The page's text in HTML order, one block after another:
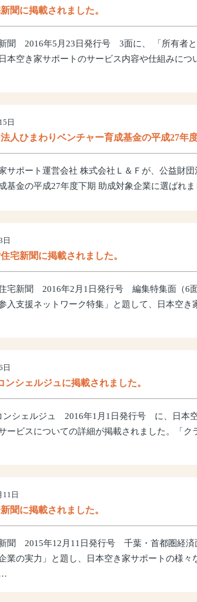
聞に掲載されました。
聞 2016年5月23日発行号 3面に、 「所有者と
本空き家サポートのサービス内容や仕組みにつ
日
人ひまわりベンチャー育成基金の平成27年
サポート運営会社 株式会社Ｌ＆Ｆが、公益財
基金の平成27年度下期 助成対象企業に選ばれ
日
宅新聞に掲載されました。
宅新聞 2016年2月1日発行号 編集特集面（6
入支援ネットワーク特集」と題して、日本空き
日
ンシェルジュに掲載されました。
ンシェルジュ 2016年1月1日発行号 に、日本
ービスについての詳細が掲載されました。「ク
11日
聞に掲載されました。
聞 2015年12月11日発行号 千葉・首都圏経済
の実力」と題し、日本空き家サポートの様々